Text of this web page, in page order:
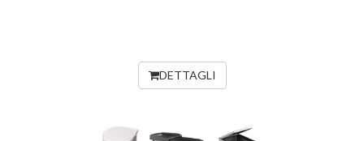
DETTAGLI